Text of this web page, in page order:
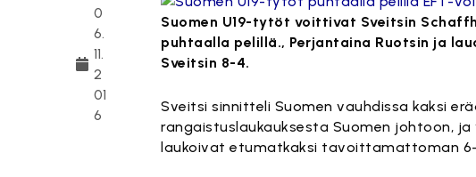
0
6.
11.
2
01
6
Suomen U19-tytöt voittivat Sveitsin
puhtaalla pelillä., Perjantaina Ruotsin ja
Sveitsin 8-4.
Sveitsi sinnitteli Suomen vauhdissa kaksi
rangaistuslaukauksesta Suomen johtoon,
laukoivat etumatkaksi tavoittamattoman